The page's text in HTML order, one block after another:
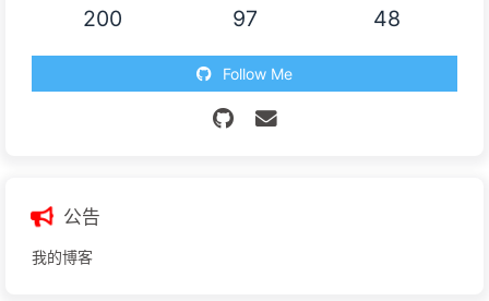
200 97 48
Follow Me
公告
我的博客